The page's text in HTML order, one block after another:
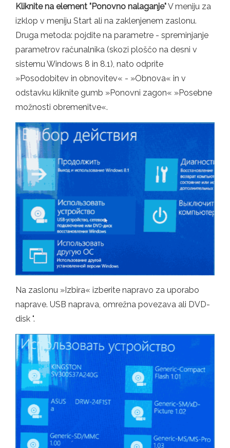
Kliknite na element "Ponovno nalaganje"V meniju za
izklop v meniju Start ali na zaklenjenem zaslonu.
Druga metoda: pojdite na parametre - spreminjanje
parametrov računalnika (skozi ploščo na desni v
sistemu Windows 8 in 8.1), nato odprite
»Posodobitev in obnovitev« - »Obnova« in v
odstavku kliknite gumb »Ponovni zagon« »Posebne
možnosti obremenitve«.
Na zaslonu »Izbira« izberite napravo za uporabo
naprave. USB naprava, omrežna povezava ali DVD-
disk ".